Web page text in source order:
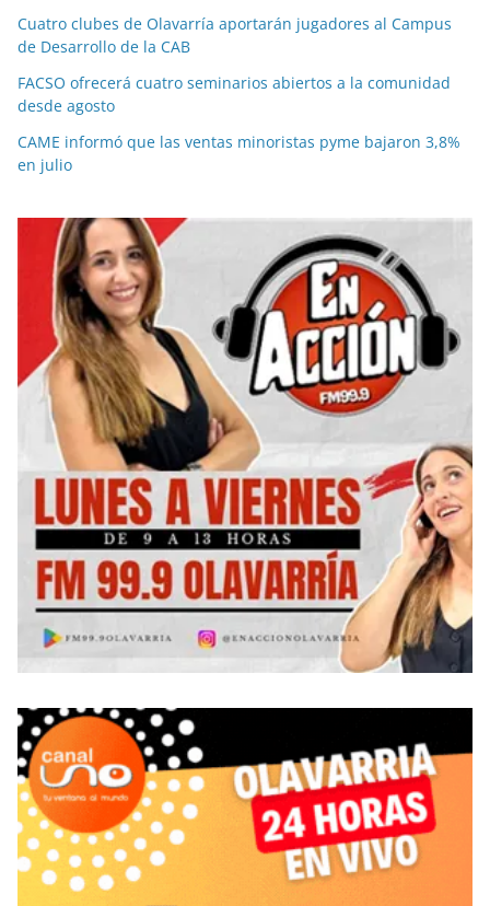
Cuatro clubes de Olavarría aportarán jugadores al Campus
de Desarrollo de la CAB
FACSO ofrecerá cuatro seminarios abiertos a la comunidad
desde agosto
CAME informó que las ventas minoristas pyme bajaron 3,8%
en julio